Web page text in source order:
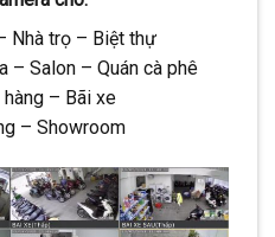
Nhà trọ – Biệt thự
– Salon – Quán cà phê
– Bãi xe
– Showroom